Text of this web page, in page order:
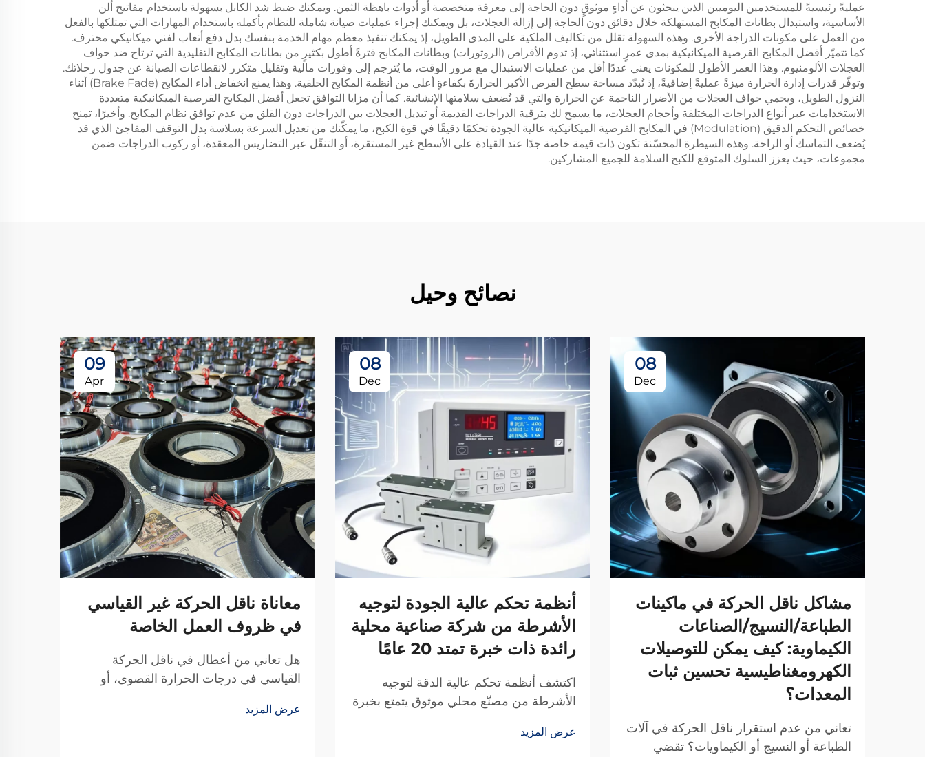
عمليةً رئيسيةً للمستخدمين اليوميين الذين يبحثون عن أداءٍ موثوقٍ دون الحاجة إلى معرفة متخصصة أو أدوات باهظة الثمن. ويمكنك ضبط شد الكابل بسهولة باستخدام مفاتيح ألن
الأساسية، واستبدال بطانات المكابح المستهلكة خلال دقائق دون الحاجة إلى إزالة العجلات، بل ويمكنك إجراء عمليات صيانة شاملة للنظام بأكمله باستخدام المهارات التي تمتلكها بالفعل
من العمل على مكونات الدراجة الأخرى. وهذه السهولة تقلل من تكاليف الملكية على المدى الطويل، إذ يمكنك تنفيذ معظم مهام الخدمة بنفسك بدل دفع أتعاب لفني ميكانيكي محترف.
كما تتميّز أفضل المكابح القرصية الميكانيكية بمدى عمرٍ استثنائي، إذ تدوم الأقراص (الروتورات) وبطانات المكابح فترةً أطول بكثيرٍ من بطانات المكابح التقليدية التي ترتاح ضد حواف
العجلات الألومنيوم. وهذا العمر الأطول للمكونات يعني عددًا أقل من عمليات الاستبدال مع مرور الوقت، ما يُترجم إلى وفورات مالية وتقليل متكرر لانقطاعات الصيانة عن جدول رحلاتك.
وتوفّر قدرات إدارة الحرارة ميزةً عمليةً إضافيةً، إذ تُبدّد مساحة سطح القرص الأكبر الحرارةَ بكفاءةٍ أعلى من أنظمة المكابح الحلقية. وهذا يمنع انخفاض أداء المكابح (Brake Fade) أثناء
النزول الطويل، ويحمي حواف العجلات من الأضرار الناجمة عن الحرارة والتي قد تُضعف سلامتها الإنشائية. كما أن مزايا التوافق تجعل أفضل المكابح القرصية الميكانيكية متعددة
الاستخدامات عبر أنواع الدراجات المختلفة وأحجام العجلات، ما يسمح لك بترقية الدراجات القديمة أو تبديل العجلات بين الدراجات دون القلق من عدم توافق نظام المكابح. وأخيرًا، تمنح
خصائص التحكم الدقيق (Modulation) في المكابح القرصية الميكانيكية عالية الجودة تحكمًا دقيقًا في قوة الكبح، ما يمكّنك من تعديل السرعة بسلاسة بدل التوقف المفاجئ الذي قد
يُضعف التماسك أو الراحة. وهذه السيطرة المحسّنة تكون ذات قيمة خاصة جدًا عند القيادة على الأسطح غير المستقرة، أو التنقّل عبر التضاريس المعقدة، أو ركوب الدراجات ضمن
مجموعات، حيث يعزز السلوك المتوقع للكبح السلامة للجميع المشاركين.
نصائح وحيل
08
Dec
مشاكل ناقل الحركة في ماكينات
الطباعة/النسيج/الصناعات
الكيماوية: كيف يمكن للتوصيلات
الكهرومغناطيسية تحسين ثبات
المعدات؟
تعاني من عدم استقرار ناقل الحركة في آلات
الطباعة أو النسيج أو الكيماويات؟ تقضي
08
Dec
أنظمة تحكم عالية الجودة لتوجيه
الأشرطة من شركة صناعية محلية
رائدة ذات خبرة تمتد 20 عامًا
اكتشف أنظمة تحكم عالية الدقة لتوجيه
الأشرطة من مصنّع محلي موثوق يتمتع بخبرة
وعزز الكفاءة، وضمان الموثوقية. اطلب عرض
عرض المزيد
09
Apr
معاناة ناقل الحركة غير القياسي
في ظروف العمل الخاصة
هل تعاني من أعطال في ناقل الحركة
القياسي في درجات الحرارة القصوى، أو
بفضل 20 عامًا من البحث والتطوير حلولعرض المزيد